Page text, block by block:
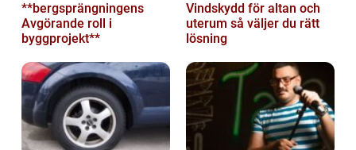
**bergsprängningens
Avgörande roll i
byggprojekt**
Vindskydd för altan och
uterum så väljer du rätt
lösning